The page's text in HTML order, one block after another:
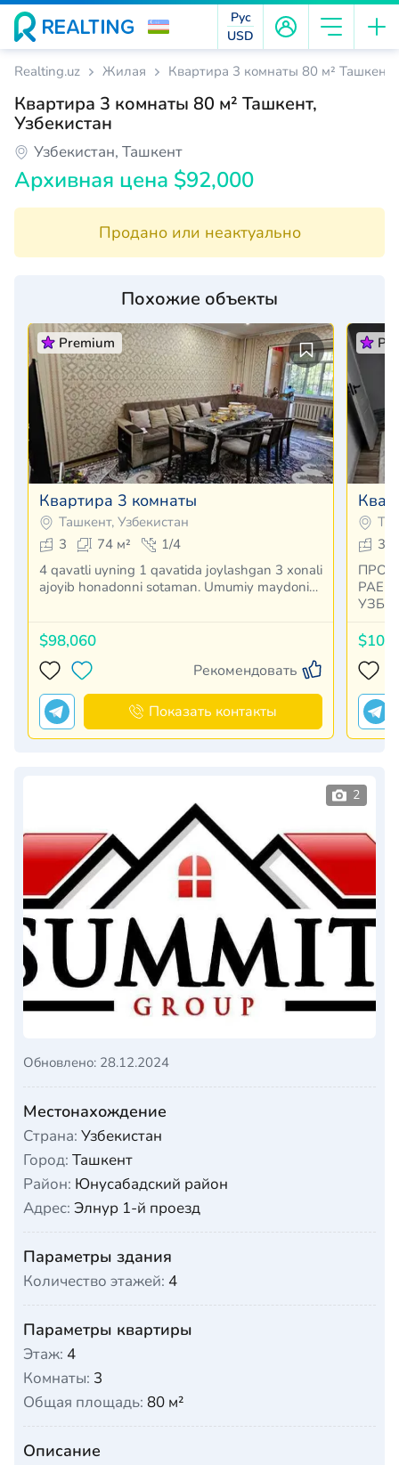
Рус
USD
Realting.uz Жилая Квартира 3 комнаты 80 м² Ташкент,
Квартира 3 комнаты 80 м² Ташкент,
Узбекистан
Узбекистан, Ташкент
Архивная цена $92,000
Продано или неактуально
Похожие объекты
Premium
Квартира 3 комнаты
Ташкент, Узбекистан
3
74 м²
1/4
4 qavatli uyning 1 qavatida joylashgan 3 xonali
ajoyib honadonni sotaman. Umumiy maydoni…
$98,060
Рекомендовать
Показать контакты
3
2
Обновлено: 28.12.2024
Местонахождение
Страна: Узбекистан
Город: Ташкент
Район: Юнусабадский район
Адрес: Элнур 1-й проезд
Параметры здания
Количество этажей: 4
Параметры квартиры
Этаж: 4
Комнаты: 3
Общая площадь: 80 м²
Описание